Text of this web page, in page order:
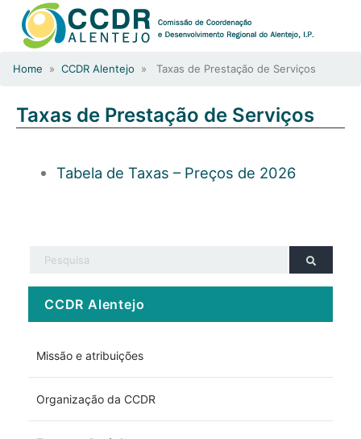
Home » CCDR Alentejo » Taxas de Prestação de Serviços
Taxas de Prestação de Serviços
Tabela de Taxas – Preços de 2026
CCDR Alentejo
Missão e atribuições
Organização da CCDR